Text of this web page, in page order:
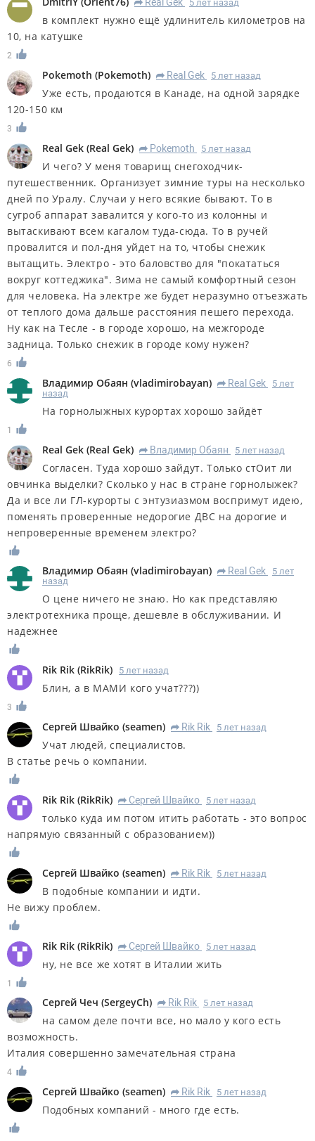
R Real Gek 5 лет назад
в комплект нужно ещё удлинитель километров на
10, на катушке
2
Pokemoth (Pokemoth) R Real Gek 5 лет назад
Уже есть, продаются в Канаде, на одной зарядке
120-150 км
3
Real Gek (Real Gek) R Pokemoth 5 лет назад
И чего? У меня товарищ снегоходчик-
путешественник. Организует зимние туры на несколько
дней по Уралу. Случаи у него всякие бывают. То в
сугроб аппарат завалится у кого-то из колонны и
вытаскивают всем кагалом туда-сюда. То в ручей
провалится и пол-дня уйдет на то, чтобы снежик
вытащить. Электро - это баловство для "покататься
вокруг коттеджика". Зима не самый комфортный сезон
для человека. На электре же будет неразумно отъезжать
от теплого дома дальше расстояния пешего перехода.
Ну как на Тесле - в городе хорошо, на межгороде
задница. Только снежик в городе кому нужен?
6
Владимир Обаян (vladimirobayan) R Real Gek
5 лет
назад
На горнолыжных курортах хорошо зайдёт
1
Real Gek (Real Gek) R Владимир Обаян 5 лет назад
Согласен. Туда хорошо зайдут. Только стОит ли
овчинка выделки? Сколько у нас в стране горнолыжек?
Да и все ли ГЛ-курорты с энтузиазмом воспримут идею,
поменять проверенные недорогие ДВС на дорогие и
непроверенные временем электро?
Владимир Обаян (vladimirobayan) R Real Gek
5 лет
назад
О цене ничего не знаю. Но как представляю
электротехника проще, дешевле в обслуживании. И
надежнее
Rik Rik (RikRik) 5 лет назад
Блин, а в МАМИ кого учат???))
3
Сергей Швайко (seamen) R Rik Rik 5 лет назад
Учат людей, специалистов.
В статье речь о компании.
Rik Rik (RikRik) R Сергей Швайко 5 лет назад
только куда им потом итить работать - это вопрос
напрямую связанный с образованием))
Сергей Швайко (seamen) R Rik Rik 5 лет назад
В подобные компании и идти.
Не вижу проблем.
Rik Rik (RikRik) R Сергей Швайко 5 лет назад
ну, не все же хотят в Италии жить
1
Сергей Чеч (SergeyCh) R Rik Rik 5 лет назад
на самом деле почти все, но мало у кого есть
возможность.
Италия совершенно замечательная страна
4
Сергей Швайко (seamen) R Rik Rik 5 лет назад
Подобных компаний - много где есть.